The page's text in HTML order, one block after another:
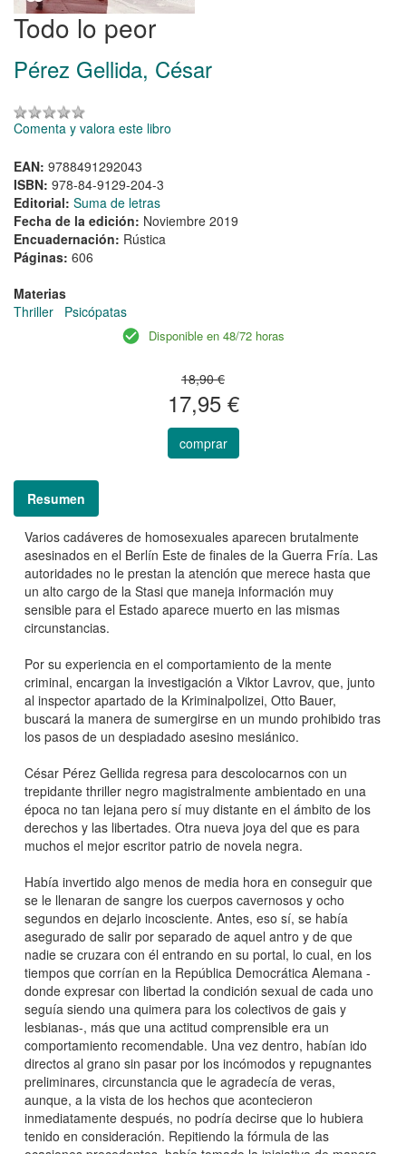
Todo lo peor
Pérez Gellida, César
Comenta y valora este libro
EAN: 9788491292043
ISBN: 978-84-9129-204-3
Editorial: Suma de letras
Fecha de la edición: Noviembre 2019
Encuadernación: Rústica
Páginas: 606
Materias
Thriller
Psicópatas
Disponible en 48/72 horas
18,90 €
17,95 €
comprar
Resumen
Varios cadáveres de homosexuales aparecen brutalmente
asesinados en el Berlín Este de finales de la Guerra Fría. Las
autoridades no le prestan la atención que merece hasta que
un alto cargo de la Stasi que maneja información muy
sensible para el Estado aparece muerto en las mismas
circunstancias.
Por su experiencia en el comportamiento de la mente
criminal, encargan la investigación a Viktor Lavrov, que, junto
al inspector apartado de la Kriminalpolizei, Otto Bauer,
buscará la manera de sumergirse en un mundo prohibido tras
los pasos de un despiadado asesino mesiánico.
César Pérez Gellida regresa para descolocarnos con un
trepidante thriller negro magistralmente ambientado en una
época no tan lejana pero sí muy distante en el ámbito de los
derechos y las libertades. Otra nueva joya del que es para
muchos el mejor escritor patrio de novela negra.
Había invertido algo menos de media hora en conseguir que
se le llenaran de sangre los cuerpos cavernosos y ocho
segundos en dejarlo incosciente. Antes, eso sí, se había
asegurado de salir por separado de aquel antro y de que
nadie se cruzara con él entrando en su portal, lo cual, en los
tiempos que corrían en la República Democrática Alemana -
donde expresar con libertad la condición sexual de cada uno
seguía siendo una quimera para los colectivos de gais y
lesbianas-, más que una actitud comprensible era un
comportamiento recomendable. Una vez dentro, habían ido
directos al grano sin pasar por los incómodos y repugnantes
preliminares, circunstancia que le agradecía de veras,
aunque, a la vista de los hechos que acontecieron
inmediatamente después, no podría decirse que lo hubiera
tenido en consideración. Repitiendo la fórmula de las